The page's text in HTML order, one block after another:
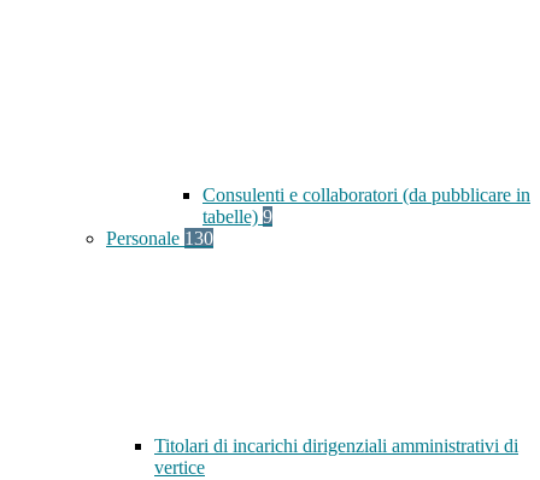
Consulenti e collaboratori (da pubblicare in
tabelle) 9
Personale 130
Titolari di incarichi dirigenziali amministrativi di
vertice